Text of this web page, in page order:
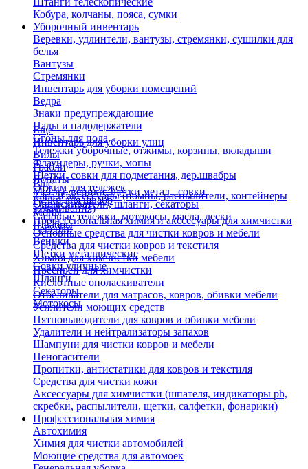
Кобура, колчаны, пояса, сумки
Уборочный инвентарь
Веревки, удлинтели, вантузы, стремянки, сушилки для
белья
Вантузы
Стремянки
Инвентарь для уборки помещений
Ведра
Знаки предупреждающие
Пады и падодержатели
Сгоны для пола
Тележки уборочные, отжимы, корзины, вкладыши
Флаундеры, ручки, мопы
Щетки, совки для подметания, дер.швабры
Отжим для тележек
Ручки для швабр
Мопы
Швабры
Еще
Инвентарь для уборки улиц
Вилы
Грабли
Лопаты
Метлы, веники, щетки метал., совки
Опрыскиватели, шланги, секаторы
Садовые тележки, мотокосы, масла, лески
Черенки
Веники
Щетки металлические
Совки уличные
Шланги
Секаторы
Мотокосы
Еще
Тара и аксессуары (помпы, распылители, контейнеры
замачивания)
Профессиональная химия и акссесуары для химчистки
Основные средства для чистки ковров и мебели
Средства для чистки ковров и текстиля
Химия для химчистки мебели
Преспреи для химчистки
Кислотные ополаскиватели
Отбеливатели для матрасов, ковров, обивки мебели
Усилители моющих средств
Пятновыводители для ковров и обивки мебели
Удалители и нейтрализаторы запахов
Шампуни для чистки ковров и мебели
Пеногасители
Пропитки, антистатики для ковров и текстиля
Средства для чистки кожи
Аксессуары для химчистки (шпателя, индикаторы ph,
скребки, распылители, щетки, салфетки, фонарики)
Профессиональная химия
Автохимия
Химия для чистки автомобилей
Моющие средства для автомоек